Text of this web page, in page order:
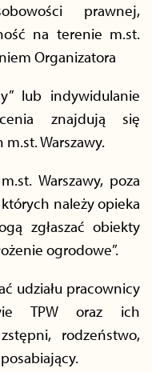
prawnej,
na terenie m.st.
Organizatora
lub indywidulanie
znajdują się
Warszawy.
Warszawy, poza
należy opieka
zgłaszać obiekty
ogrodowe”.
udziału pracownicy
TPW oraz ich
rodzeństwo,